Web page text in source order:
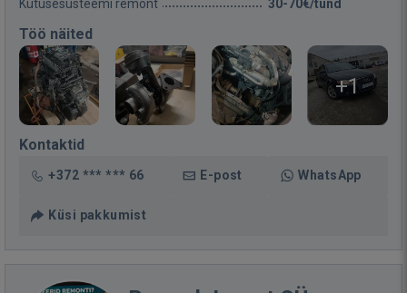
Kütusesüsteemi remont 30-70€/tund
Töö näited
+1
Kontaktid
+372 *** *** 66 E-post WhatsApp
Küsi pakkumist